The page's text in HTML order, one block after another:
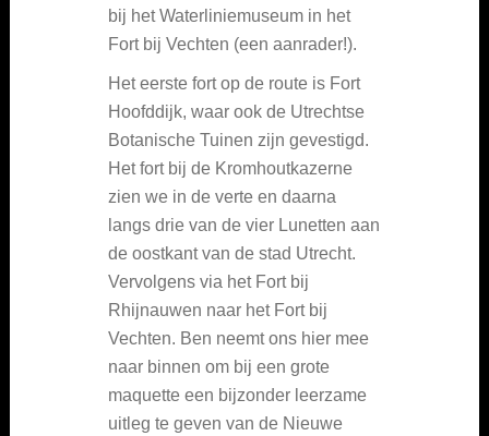
bij het Waterliniemuseum in het
Fort bij Vechten (een aanrader!).
Het eerste fort op de route is Fort
Hoofddijk, waar ook de Utrechtse
Botanische Tuinen zijn gevestigd.
Het fort bij de Kromhoutkazerne
zien we in de verte en daarna
langs drie van de vier Lunetten aan
de oostkant van de stad Utrecht.
Vervolgens via het Fort bij
Rhijnauwen naar het Fort bij
Vechten. Ben neemt ons hier mee
naar binnen om bij een grote
maquette een bijzonder leerzame
uitleg te geven van de Nieuwe